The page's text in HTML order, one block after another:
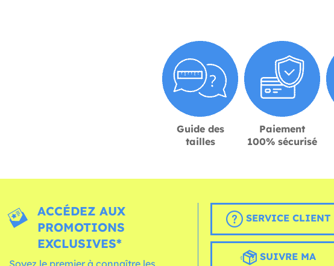
Guide des
tailles
Paiement
100% sécurisé
ACCÉDEZ AUX
PROMOTIONS
EXCLUSIVES*
Soyez le premier à connaître les
SERVICE CLIENT
SUIVRE MA